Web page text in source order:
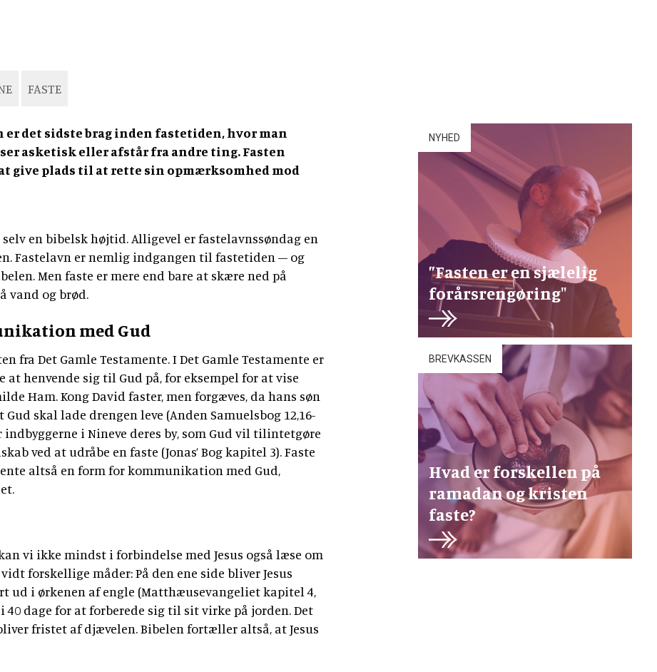
FASTE
det sidste brag inden fastetiden, hvor man
asketisk eller afstår fra andre ting. Fasten
give plads til at rette sin opmærksomhed mod
en bibelsk højtid. Alligevel er fastelavnssøndag en
Fastelavn er nemlig indgangen til fastetiden – og
Men faste er mere end bare at skære ned på
vand og brød.
med Gud
fra Det Gamle Testamente. I Det Gamle Testamente er
henvende sig til Gud på, for eksempel for at vise
Ham. Kong David faster, men forgæves, da hans søn
skal lade drengen leve (Anden Samuelsbog 12,16-
indbyggerne i Nineve deres by, som Gud vil tilintetgøre
ved at udråbe en faste (Jonas’ Bog kapitel 3). Faste
altså en form for kommunikation med Gud,
vi ikke mindst i forbindelse med Jesus også læse om
forskellige måder: På den ene side bliver Jesus
ud i ørkenen af engle (Matthæusevangeliet kapitel 4,
40 dage for at forberede sig til sit virke på jorden. Det
fristet af djævelen. Bibelen fortæller altså, at Jesus
NYHED
”Fasten er en sjælelig
forårsrengøring"
BREVKASSEN
Hvad er forskellen på
ramadan og kristen
faste?